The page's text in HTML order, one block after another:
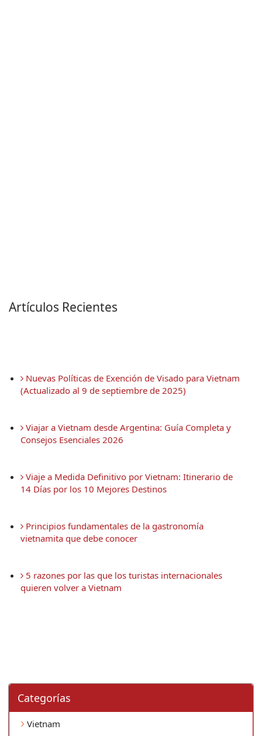
Artículos Recientes
Nuevas Políticas de Exención de Visado para Vietnam
(Actualizado al 9 de septiembre de 2025)
Viajar a Vietnam desde Argentina: Guía Completa y
Consejos Esenciales 2026
Viaje a Medida Definitivo por Vietnam: Itinerario de
14 Días por los 10 Mejores Destinos
Principios fundamentales de la gastronomía
vietnamita que debe conocer
5 razones por las que los turistas internacionales
quieren volver a Vietnam
Categorí­as
Vietnam